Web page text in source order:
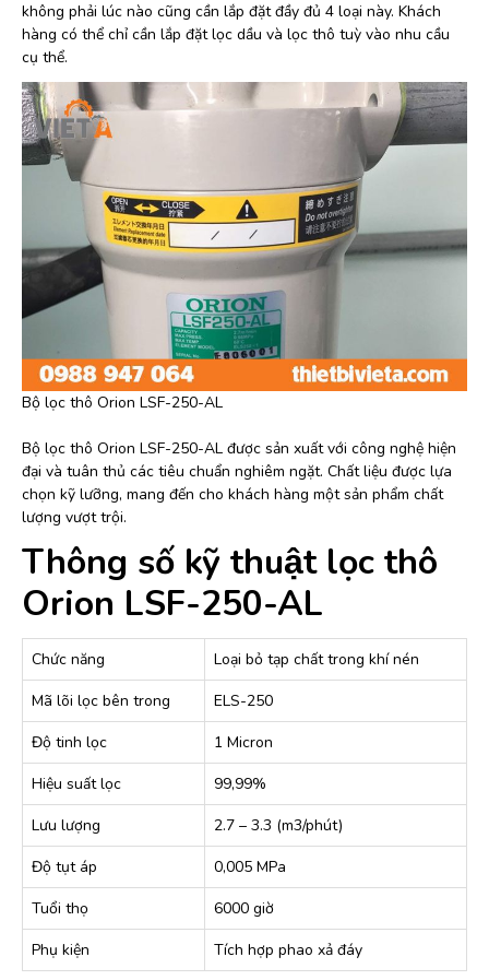
không phải lúc nào cũng cần lắp đặt đầy đủ 4 loại này. Khách
hàng có thể chỉ cần lắp đặt lọc dầu và lọc thô tuỳ vào nhu cầu
cụ thể.
Bộ lọc thô Orion LSF-250-AL
Bộ lọc thô Orion LSF-250-AL được sản xuất với công nghệ hiện
đại và tuân thủ các tiêu chuẩn nghiêm ngặt. Chất liệu được lựa
chọn kỹ lưỡng, mang đến cho khách hàng một sản phẩm chất
lượng vượt trội.
Thông số kỹ thuật lọc thô
Orion LSF-250-AL
Chức năng
Loại bỏ tạp chất trong khí nén
Mã lõi lọc bên trong
ELS-250
Độ tinh lọc
1 Micron
Hiệu suất lọc
99,99%
Lưu lượng
2.7 – 3.3 (m3/phút)
Độ tụt áp
0,005 MPa
Tuổi thọ
6000 giờ
Phụ kiện
Tích hợp phao xả đáy